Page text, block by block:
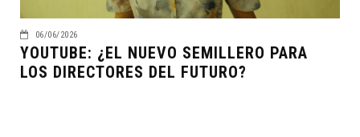
06/06/2026
YOUTUBE: ¿EL NUEVO SEMILLERO PARA
LOS DIRECTORES DEL FUTURO?